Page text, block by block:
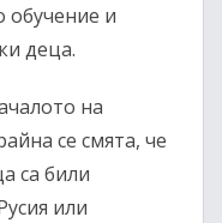
обучение и
деца.
на
се смята, че
са били
или